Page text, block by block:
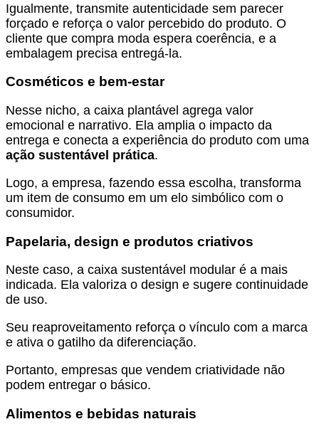
Igualmente, transmite autenticidade sem parecer
forçado e reforça o valor percebido do produto. O
cliente que compra moda espera coerência, e a
embalagem precisa entregá-la.
Cosméticos e bem-estar
Nesse nicho, a caixa plantável agrega valor
emocional e narrativo. Ela amplia o impacto da
entrega e conecta a experiência do produto com uma
ação sustentável prática.
Logo, a empresa, fazendo essa escolha, transforma
um item de consumo em um elo simbólico com o
consumidor.
Papelaria, design e produtos criativos
Neste caso, a caixa sustentável modular é a mais
indicada. Ela valoriza o design e sugere continuidade
de uso.
Seu reaproveitamento reforça o vínculo com a marca
e ativa o gatilho da diferenciação.
Portanto, empresas que vendem criatividade não
podem entregar o básico.
Alimentos e bebidas naturais